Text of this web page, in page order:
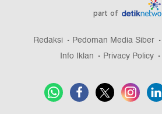
part of
Redaksi Pedoman Media Siber
Info Iklan
Privacy Policy